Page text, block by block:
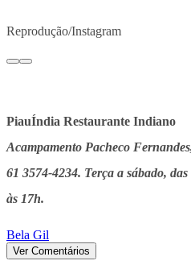
Reprodução/Instagram
PiauÍndia Restaurante Indiano
Acampamento Pacheco
61 3574-4234. Terça a sábado,
às 17h.
Bela Gil
Ver Comentários